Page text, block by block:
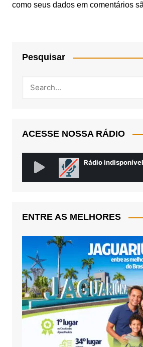
como seus dados em comentários
Pesquisar
ACESSE NOSSA RÁDIO
ENTRE AS MELHORES